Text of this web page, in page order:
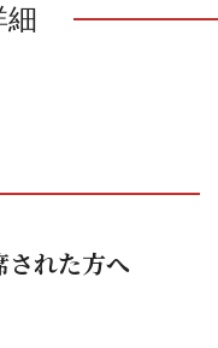
細
された方へ